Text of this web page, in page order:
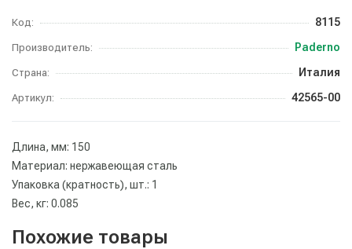
Код: 8115
Производитель: Paderno
Страна: Италия
Артикул: 42565-00
Длина, мм: 150
Материал: нержавеющая сталь
Упаковка (кратность), шт.: 1
Вес, кг: 0.085
Похожие товары